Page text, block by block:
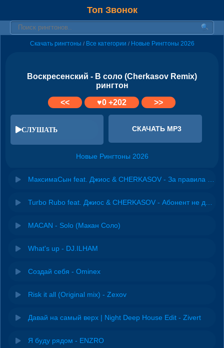
Топ Звонок
Скачать рингтоны / Все категории / Новые Рингтоны 2026
Воскресенский - В соло (Cherkasov Remix)
рингтон
<<
♥0+202 >>
СЛУШАТЬ СКАЧАТЬ MP3
Новые Рингтоны 2026
MACAN - Solo (Макан Соло)
What's up - DJ.ILHAM
Создай себя - Ominex
Risk it all (Original mix) - Zexov
Давай на самый верх | Night Deep House Edit - Zivert
Я буду рядом - ENZRO